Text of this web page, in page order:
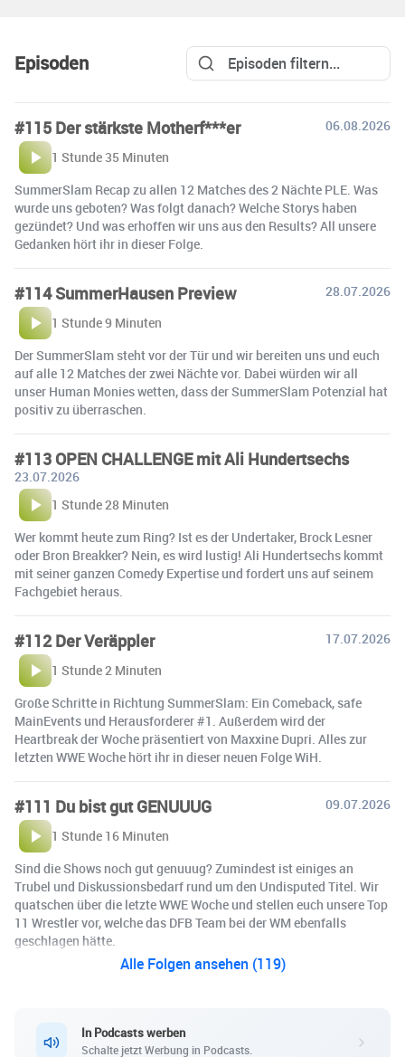
Episoden
#115 Der stärkste Motherf***er
06.08.2026
1 Stunde 35 Minuten
SummerSlam Recap zu allen 12 Matches des 2 Nächte PLE. Was
wurde uns geboten? Was folgt danach? Welche Storys haben
gezündet? Und was erhoffen wir uns aus den Results? All unsere
Gedanken hört ihr in dieser Folge.
#114 SummerHausen Preview
28.07.2026
1 Stunde 9 Minuten
Der SummerSlam steht vor der Tür und wir bereiten uns und euch
auf alle 12 Matches der zwei Nächte vor. Dabei würden wir all
unser Human Monies wetten, dass der SummerSlam Potenzial hat
positiv zu überraschen.
#113 OPEN CHALLENGE mit Ali Hundertsechs
23.07.2026
1 Stunde 28 Minuten
Wer kommt heute zum Ring? Ist es der Undertaker, Brock Lesner
oder Bron Breakker? Nein, es wird lustig! Ali Hundertsechs kommt
mit seiner ganzen Comedy Expertise und fordert uns auf seinem
Fachgebiet heraus.
#112 Der Veräppler
17.07.2026
1 Stunde 2 Minuten
Große Schritte in Richtung SummerSlam: Ein Comeback, safe
MainEvents und Herausforderer #1. Außerdem wird der
Heartbreak der Woche präsentiert von Maxxine Dupri. Alles zur
letzten WWE Woche hört ihr in dieser neuen Folge WiH.
#111 Du bist gut GENUUUG
09.07.2026
1 Stunde 16 Minuten
Sind die Shows noch gut genuuug? Zumindest ist einiges an
Trubel und Diskussionsbedarf rund um den Undisputed Titel. Wir
quatschen über die letzte WWE Woche und stellen euch unsere Top
11 Wrestler vor, welche das DFB Team bei der WM ebenfalls
geschlagen hätte.
Alle Folgen ansehen (119)
In Podcasts werben
Schalte jetzt Werbung in Podcasts.